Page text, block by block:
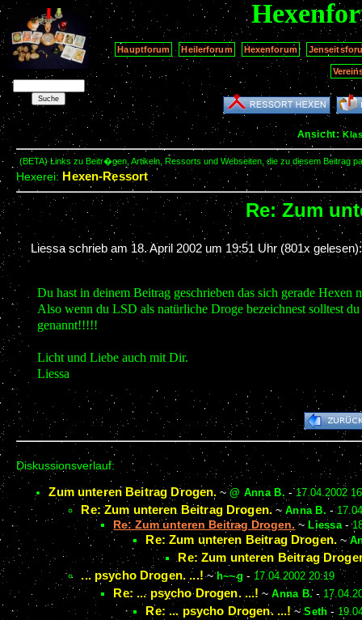
Hauptforum Heilerforum Hexenforum
Ansicht:
(BETA) Links zu Beitr�gen, Artikeln, Ressorts und Webseiten, die zu diesem Beitrag
Hexerei: Hexen-Ressort
Re: Zum
Liessa schrieb am 18. April 2002 um 19:51 Uhr (801x gelesen):
Du hast in deinem Beitrag geschrieben das sich gerade
Also wenn du LSD als natürliche Droge bezeichnest solltest
genannt!!!!!
Licht und Liebe auch mit Dir.
Liessa
Diskussionsverlauf:
Zum unteren Beitrag Drogen. ~@ Anna B. -17.04.2002
Re: Zum unteren Beitrag Drogen. ~Anna B. -
Re: Zum unteren Beitrag Drogen. ~ Liessa-
Re: Zum unteren Beitrag Drogen. ~
Re: Zum unteren Beitrag
... psycho Drogen. ...! ~ h~~g- 17.04.2002 20:19
Re: ... psycho Drogen. ...! ~Anna B. -
Re: ... psycho Drogen. ...!~Seth -